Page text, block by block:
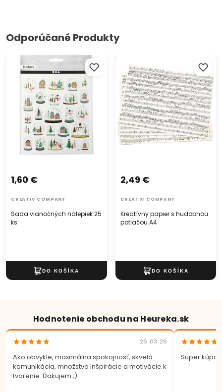
Odporúčané Produkty
Sada vianočných nálepiek 25
Sada vianočných nálepiek 25
ks
1,60 €
CREATIV COMPANY
Kreatívny papier s hudobnou
potlačou A4
Kreatívny papier s hudobnou
potlačou A4
2,49 €
CREATIV COMPANY
Hodnotenie obchodu na Heureka.sk
26. 03. 26
Ako obvykle, maximálna spokojnosť, skvelá
komunikácia, množstvo inšpirácie a motivácie k
tvorenie. Ďakujem ;)
Super